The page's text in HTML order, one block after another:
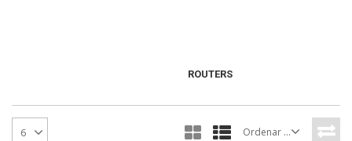
ROUTERS
6 Ordenar por